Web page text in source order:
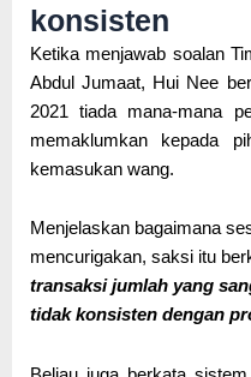
konsisten
Ketika menjawab soalan
Abdul Jumaat, Hui Nee
2021 tiada mana-mana
memaklumkan kepada
kemasukan wang.
Menjelaskan bagaimana
mencurigakan, saksi itu
transaksi jumlah yang
tidak konsisten dengan